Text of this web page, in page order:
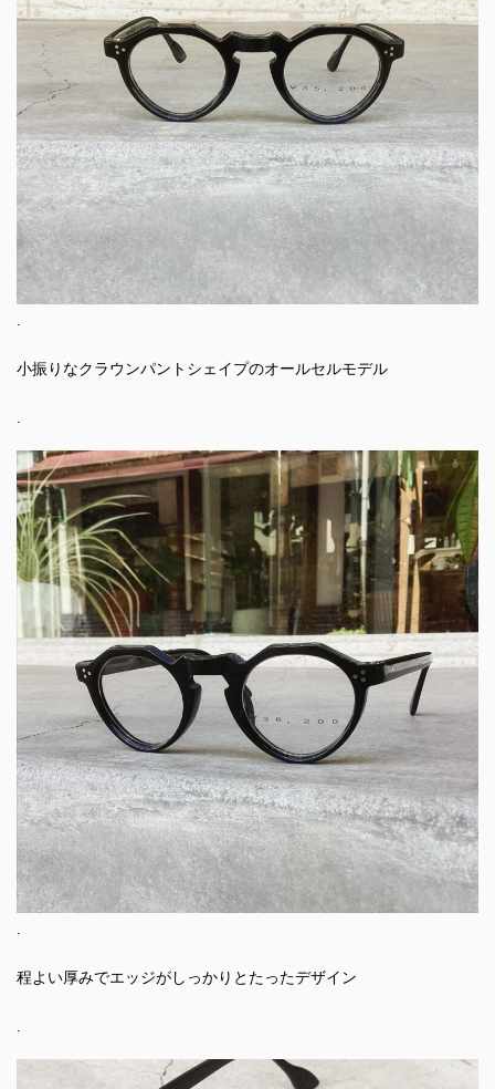
.
小振りなクラウンパントシェイプのオールセルモデル
.
程よい厚みでエッジがしっかりとたったデザイン